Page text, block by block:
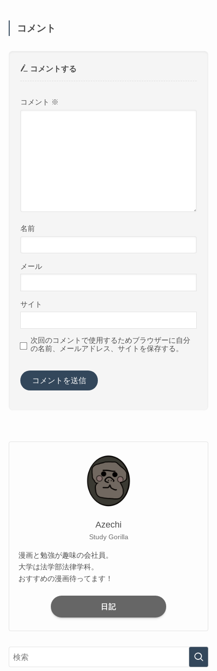
コメント
コメントする
コメント ※
名前
メール
サイト
次回のコメントで使用するためブラウザーに自分
の名前、メールアドレス、サイトを保存する。
Azechi
Study Gorilla
漫画と勉強が趣味の会社員。
大学は法学部法律学科。
おすすめの漫画待ってます！
日記